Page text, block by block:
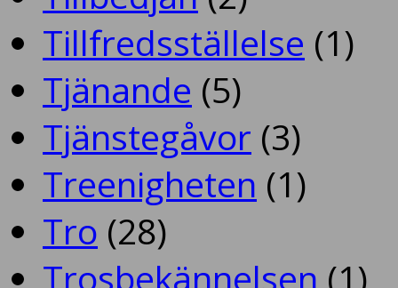
Tillfredsställelse (1)
Tjänande (5)
Tjänstegåvor (3)
Treenigheten (1)
Tro (28)
Trosbekännelsen (1)